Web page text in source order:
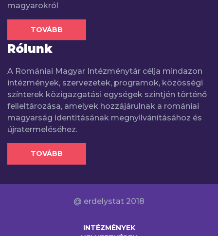
magyarokról
TOVÁBB
Rólunk
A Romániai Magyar Intézménytár célja mindazon
intézmények, szervezetek, programok, közösségi
színterek közigazgatási egységek szintjén történő
felleltározása, amelyek hozzájárulnak a romániai
magyarság identitásának megnyilvánításához és
újratermeléséhez.
TOVÁBB
@ erdelystat 2018
INTÉZMÉNYEK